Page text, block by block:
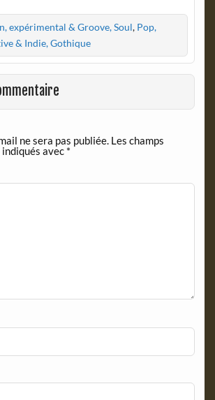
expérimental & Groove, Soul, Pop,
& Indie, Gothique
ne sera pas publiée. Les champs
avec *